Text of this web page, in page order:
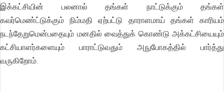
இக்கட்சியின் பலனால் தங்கள் நாட்டுக்கும் தங்கள்
கவர்மெண்ட்டுக்கும் நிம்மதி ஏற்பட்டு தாராளமாய் தங்கள் காரியம்
நடந்தேறுமென்பதையும் மனதில் வைத்துக் கொண்டு அக்கட்சியையும்
கட்சியாளர்களையும் பாராட்டுவதும் அநுபோகத்தில் பார்த்து
வருகிறோம்.